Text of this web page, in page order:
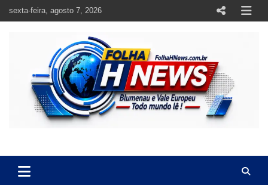
sexta-feira, agosto 7, 2026